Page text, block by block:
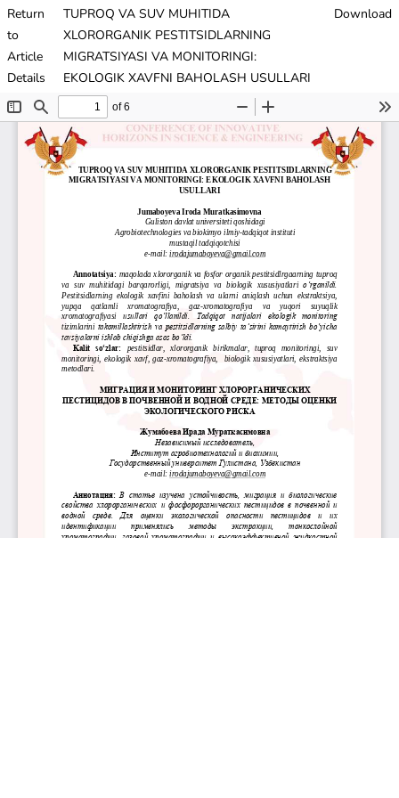
Return
to
Article
Details
TUPROQ VA SUV MUHITIDA
XLORORGANIK PESTITSIDLARNING
MIGRATSIYASI VA MONITORINGI:
EKOLOGIK XAVFNI BAHOLASH USULLARI
Download